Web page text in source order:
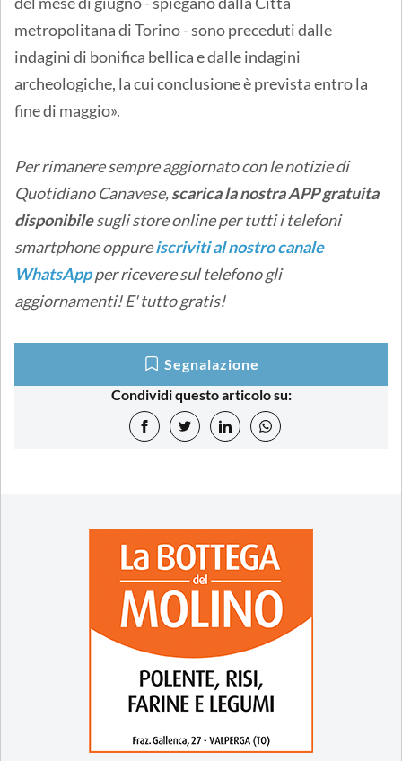
metropolitana di Torino - sono preceduti dalle
indagini di bonifica bellica e dalle indagini
archeologiche, la cui conclusione è prevista entro la
fine di maggio».
Per rimanere sempre aggiornato con le notizie di
Quotidiano Canavese,scarica la nostra APP gratuita
disponibilesugli store onlineper tutti i telefoni
smartphone oppureiscriviti al nostro canale
WhatsAppper ricevere sul telefono gli
aggiornamenti! E' tutto gratis!
Segnalazione
Condividi questo articolo su: